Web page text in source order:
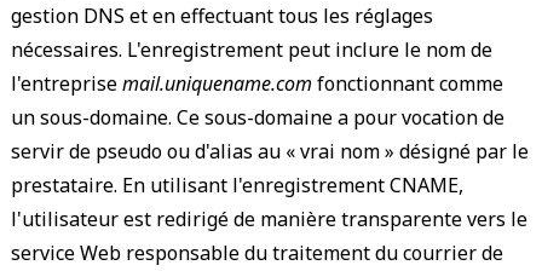
gestion DNS et en effectuant tous les réglages
nécessaires. L'enregistrement peut inclure le nom de
l'entreprisemail.uniquename.com fonctionnant comme
un sous-domaine. Ce sous-domaine a pour vocation de
servir de pseudo ou d'alias au « vrai nom » désigné par le
prestataire. En utilisant l'enregistrement CNAME,
l'utilisateur est redirigé de manière transparente vers le
service Web responsable du traitement du courrier de